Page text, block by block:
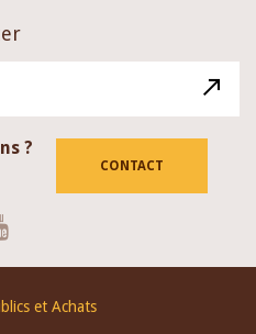
?
CONTACT
et Achats